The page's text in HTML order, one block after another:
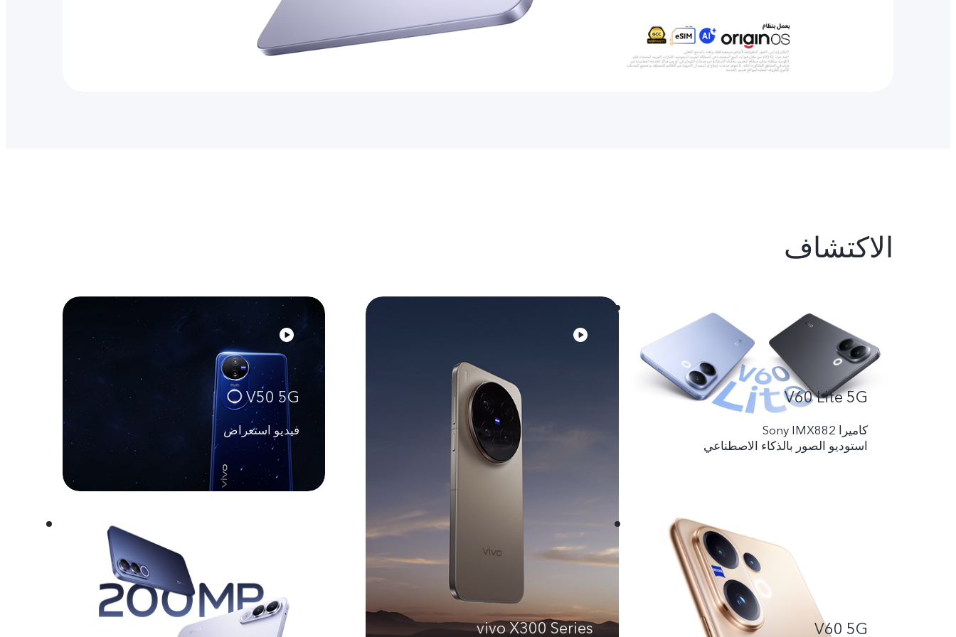
الاكتشاف
V50 5G
فيديو استعراض
vivo X300 Series
V60 Lite 5G
کامیرا Sony IMX882
استوديو الصور بالذكاء الاصطناعي
V60 5G